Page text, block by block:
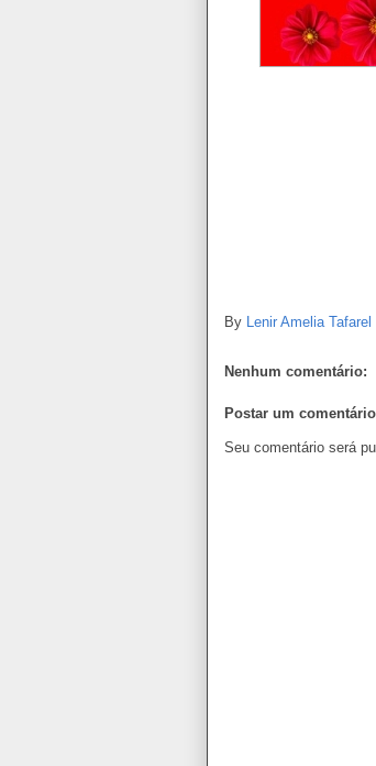
By Lenir Amelia Tafarel
Nenhum comentário:
Postar um comentário
Seu comentário será